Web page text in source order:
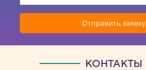
Отправить заявку
КОНТАКТЫ